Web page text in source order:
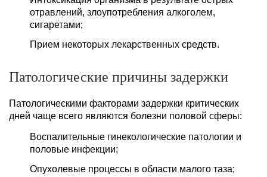
отравлений, злоупотребления алкоголем,
сигаретами;
Прием некоторых лекарственных средств.
Патологические причины задержки
Патологическими факторами задержки критических
дней чаще всего являются болезни половой сферы:
Воспалительные гинекологические патологии и
половые инфекции;
Опухолевые процессы в области малого таза;